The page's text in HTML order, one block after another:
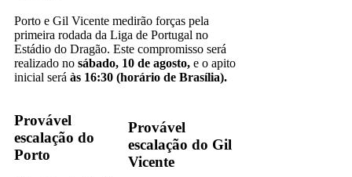
Porto e Gil Vicente medirão forças pela
primeira rodada da Liga de Portugal no
Estádio do Dragão. Este compromisso será
realizado no sábado, 10 de agosto, e o apito
inicial será às 16:30 (horário de Brasília).
Provável
escalação do
Porto
Provável
escalação do Gil
Vicente